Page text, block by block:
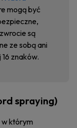
mogą być
są
ze sobą ani
znaków.
spraying)
którym